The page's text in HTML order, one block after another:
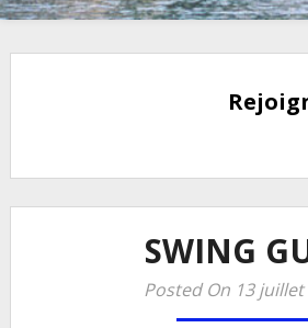
SWING
Posted On 13 juillet